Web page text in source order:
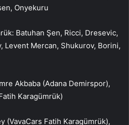
Onyekuru
Batuhan Şen, Ricci, Dresevic,
Levent Mercan, Shukurov, Borini,
Akbaba (Adana Demirspor),
Karagümrük)
(VavaCars Fatih Karagümrük),